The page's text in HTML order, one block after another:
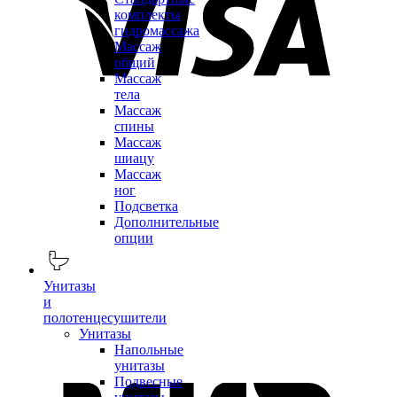
комплекты
гидромассажа
Массаж
общий
Массаж
тела
Массаж
спины
Массаж
шиацу
Массаж
ног
Подсветка
Дополнительные
опции
Унитазы
и
полотенцесушители
Унитазы
Напольные
унитазы
Подвесные